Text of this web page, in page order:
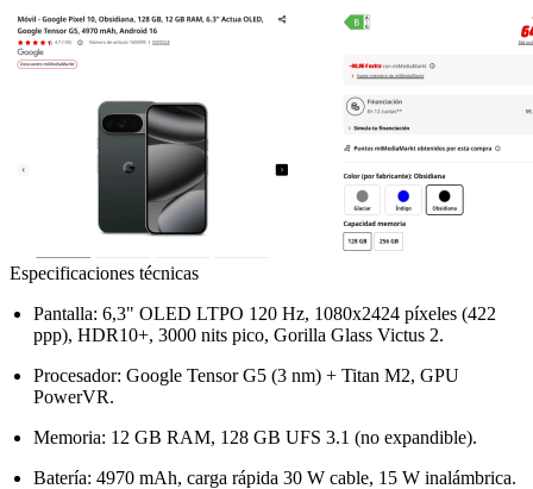
Especificaciones técnicas
Pantalla: 6,3" OLED LTPO 120 Hz, 1080x2424 píxeles (422
ppp), HDR10+, 3000 nits pico, Gorilla Glass Victus 2.
Procesador: Google Tensor G5 (3 nm) + Titan M2, GPU
PowerVR.
Memoria: 12 GB RAM, 128 GB UFS 3.1 (no expandible).
Batería: 4970 mAh, carga rápida 30 W cable, 15 W inalámbrica.